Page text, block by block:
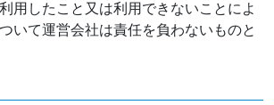
用したこと又は利用できないことによ
いて運営会社は責任を負わないものと